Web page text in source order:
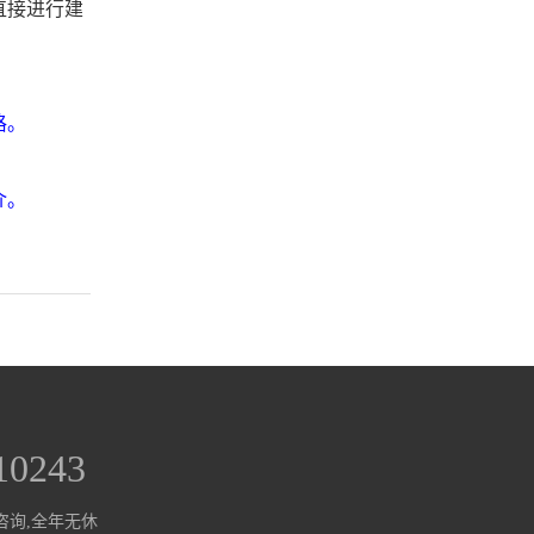
接进行建
询,全年无休